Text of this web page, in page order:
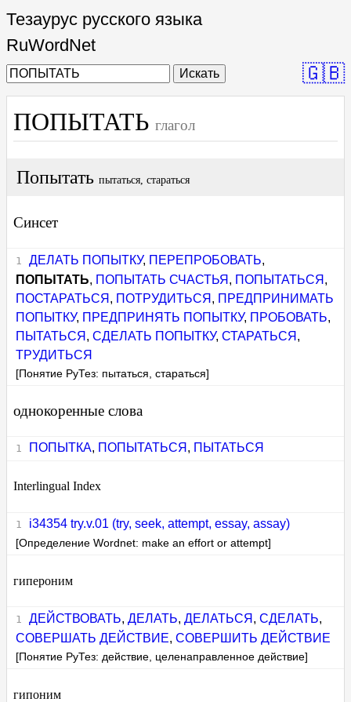
Тезаурус русского языка
RuWordNet
Искать 🇬🇧
ПОПЫТАТЬ глагол
Попытать пытаться, стараться
Синсет
ДЕЛАТЬ ПОПЫТКУ, ПЕРЕПРОБОВАТЬ,
ПОПЫТАТЬ, ПОПЫТАТЬ СЧАСТЬЯ , ПОПЫТАТЬСЯ ,
ПОСТАРАТЬСЯ , ПОТРУДИТЬСЯ , ПРЕДПРИНИМАТЬ
ПОПЫТКУ, ПРЕДПРИНЯТЬ ПОПЫТКУ, ПРОБОВАТЬ,
ПЫТАТЬСЯ ,СДЕЛАТЬ ПОПЫТКУ,СТАРАТЬСЯ ,
ТРУДИТЬСЯ
[Понятие РуТез: пытаться, стараться]
однокоренные слова
ПОПЫТКА, ПОПЫТАТЬСЯ , ПЫТАТЬСЯ
Interlingual Index
i34354 try.v.01 (try, seek, attempt, essay, assay)
[Определение Wordnet: make an effort or attempt]
гипероним
ДЕЙСТВОВАТЬ, ДЕЛАТЬ, ДЕЛАТЬСЯ , СДЕЛАТЬ,
СОВЕРШАТЬ ДЕЙСТВИЕ,СОВЕРШИТЬ ДЕЙСТВИЕ
[Понятие РуТез: действие, целенаправленное действие]
гипоним